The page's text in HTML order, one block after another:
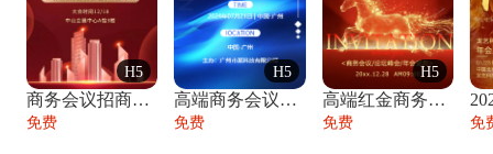
H5
商务会议招商展会科技峰会邀请函年会邀请
免费
H5
高端商务会议招商加盟展会峰会论坛邀请函
免费
H5
高端红金商务会议年会年终盛典答谢邀请函
免费 免